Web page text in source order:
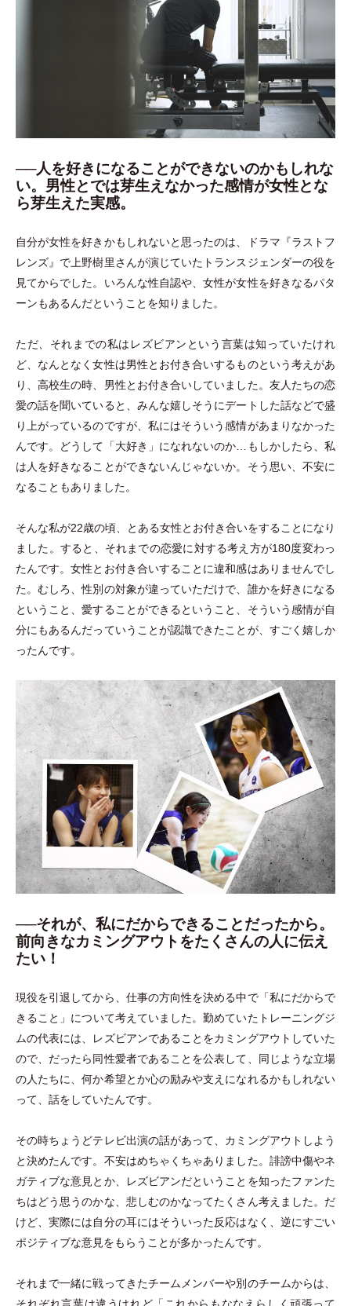
──人を好きになることができないのかもしれな
い。男性とでは芽生えなかった感情が女性とな
ら芽生えた実感。
自分が女性を好きかもしれないと思ったのは、ドラマ『ラストフ
レンズ』で上野樹里さんが演じていたトランスジェンダーの役を
見てからでした。いろんな性自認や、女性が女性を好きなるパタ
ーンもあるんだということを知りました。
ただ、それまでの私はレズビアンという言葉は知っていたけれ
ど、なんとなく女性は男性とお付き合いするものという考えがあ
り、高校生の時、男性とお付き合いしていました。友人たちの恋
愛の話を聞いていると、みんな嬉しそうにデートした話などで盛
り上がっているのですが、私にはそういう感情があまりなかった
んです。どうして 「大好き 」 になれないのか…もしかしたら、私
は人を好きなることができないんじゃないか。そう思い、不安に
なることもありました。
そんな私が22歳の頃、とある女性とお付き合いをすることになり
ました。すると、それまでの恋愛に対する考え方が180度変わっ
たんです。女性とお付き合いすることに違和感はありませんでし
た。むしろ、性別の対象が違っていただけで、誰かを好きになる
ということ、愛することができるということ、そういう感情が自
分にもあるんだっていうことが認識できたことが、すごく嬉しか
ったんです。
──それが、私にだからできることだったから。
前向きなカミングアウトをたくさんの人に伝え
たい！
現役を引退してから、仕事の方向性を決める中で「私にだからで
きること 」 について考えていました。勤めていたトレーニングジ
ムの代表には、レズビアンであることをカミングアウトしていた
ので、だったら同性愛者であることを公表して、同じような立場
の人たちに、何か希望とか心の励みや支えになれるかもしれない
って、話をしていたんです。
その時ちょうどテレビ出演の話があって、カミングアウトしよう
と決めたんです。不安はめちゃくちゃありました。誹謗中傷やネ
ガティブな意見とか、レズビアンだということを知ったファンた
ちはどう思うのかな、悲しむのかなってたくさん考えました。だ
けど、実際には自分の耳にはそういった反応はなく、逆にすごい
ポジティブな意見をもらうことが多かったんです。
それまで一緒に戦ってきたチームメンバーや別のチームからは、